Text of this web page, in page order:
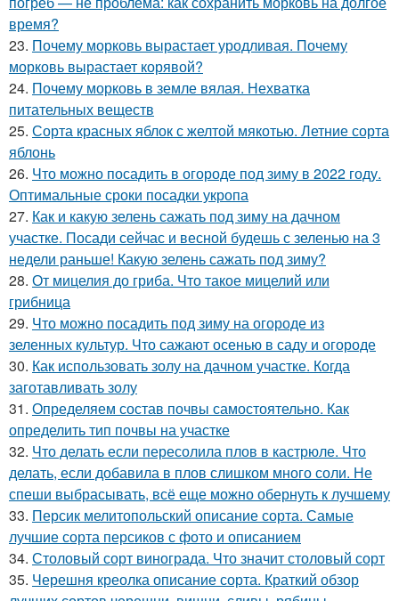
время?
23. Почему морковь вырастает уродливая. Почему
морковь вырастает корявой?
24. Почему морковь в земле вялая. Нехватка
питательных веществ
25. Сорта красных яблок с желтой мякотью. Летние сорта
яблонь
26. Что можно посадить в огороде под зиму в 2022 году.
Оптимальные сроки посадки укропа
27. Как и какую зелень сажать под зиму на дачном
участке. Посади сейчас и весной будешь с зеленью на 3
недели раньше! Какую зелень сажать под зиму?
28. От мицелия до гриба. Что такое мицелий или
грибница
29. Что можно посадить под зиму на огороде из
зеленных культур. Что сажают осенью в саду и огороде
30. Как использовать золу на дачном участке. Когда
заготавливать золу
31. Определяем состав почвы самостоятельно. Как
определить тип почвы на участке
32. Что делать если пересолила плов в кастрюле. Что
делать, если добавила в плов слишком много соли. Не
спеши выбрасывать, всё еще можно обернуть к лучшему
33. Персик мелитопольский описание сорта. Самые
лучшие сорта персиков с фото и описанием
34. Столовый сорт винограда. Что значит столовый сорт
35. Черешня креолка описание сорта. Краткий обзор